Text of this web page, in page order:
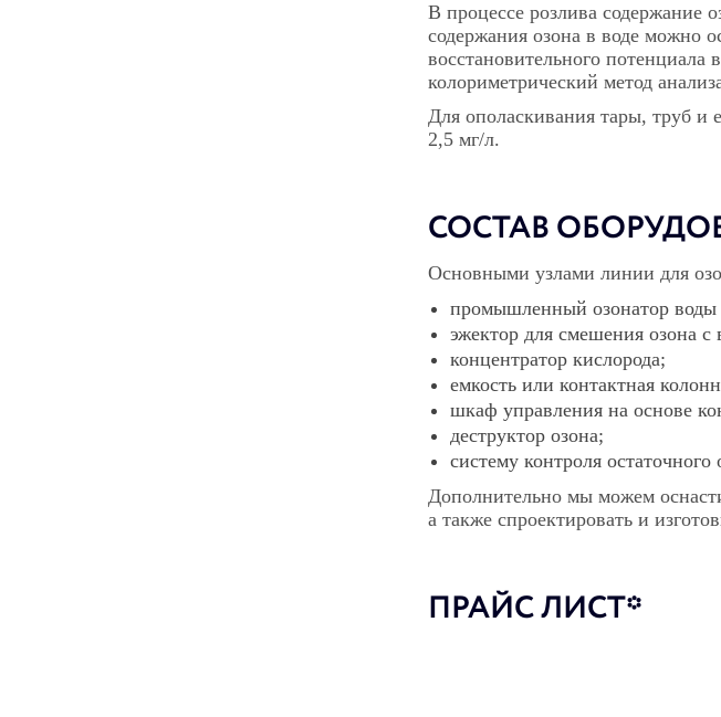
В процессе розлива содержание
содержания озона в воде можно
восстановительного
колориметрический метод
Для ополаскивания тары, труб и
2,5 мг/л.
СОСТАВ
Основными узлами линии для
промышленный озонатор воды
эжектор для смешения озона с
концентратор кислорода;
емкость или контактная
шкаф управления на основе
деструктор озона;
систему контроля остаточного
Дополнительно мы можем
а также спроектировать и
ПРАЙС ЛИСТ*